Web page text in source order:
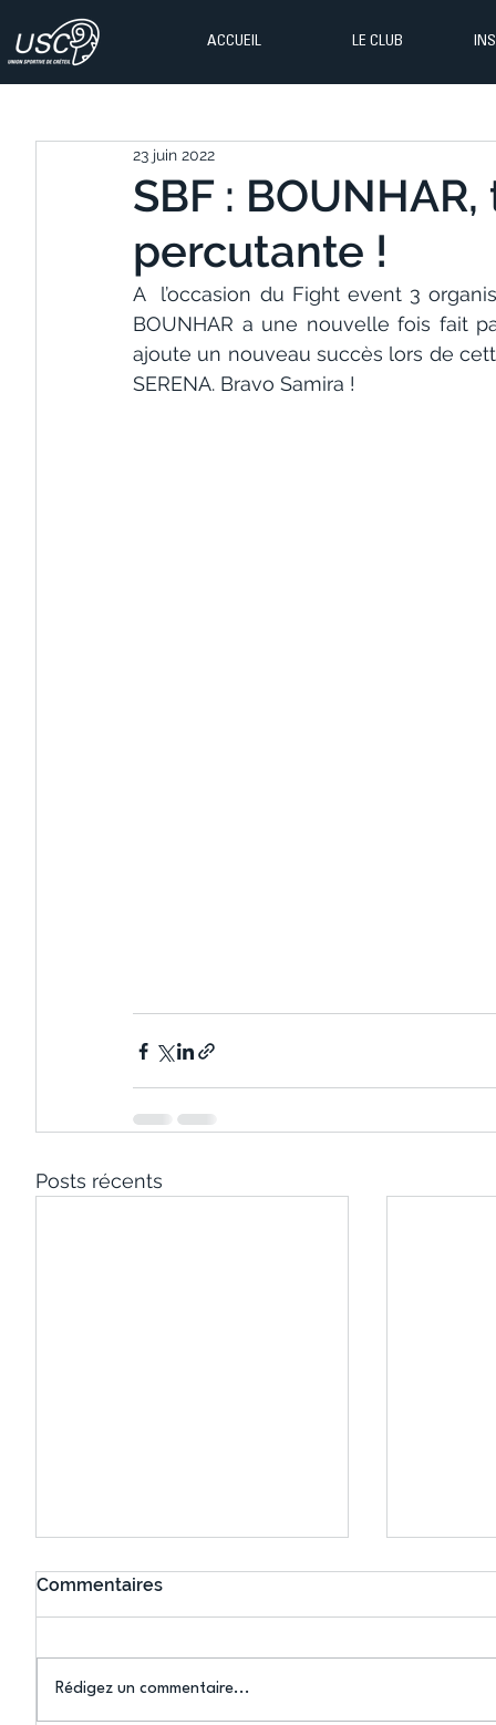
ACCUEIL LE CLUB
SBF :
percutante !
23 juin 2022
A  l’occasion du Fight event 3
BOUNHAR a une nouvelle fois fait
ajoute un nouveau succès lors de
SERENA. Bravo Samira !
Posts récents
Commentaires
Rédigez un commentaire...